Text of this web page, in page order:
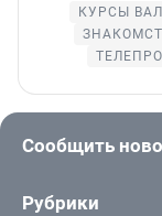
КУРСЫ
Сообщить
Рубрики